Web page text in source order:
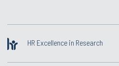
HR Excellence in Research